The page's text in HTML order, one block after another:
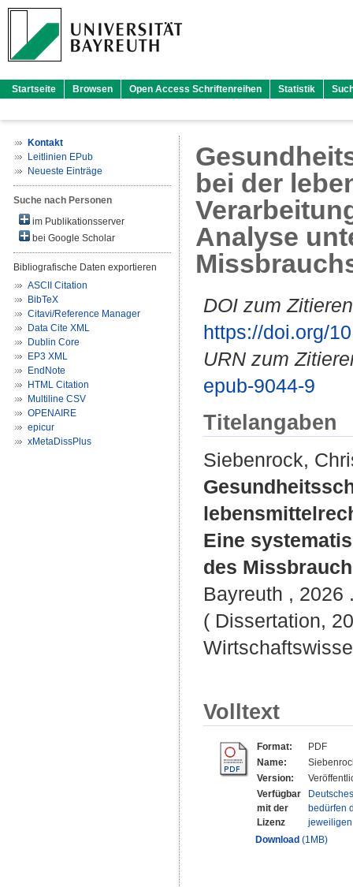
Startseite Browsen Open Access Schriftenreihen Statistik
Kontakt
Leitlinien EPub
Neueste Einträge
Suche nach Personen
im Publikationsserver
bei Google Scholar
Bibliografische Daten exportieren
ASCII Citation
BibTeX
Citavi/Reference Manager
Data Cite XML
Dublin Core
EP3 XML
EndNote
HTML Citation
Multiline CSV
OPENAIRE
epicur
xMetaDissPlus
bei der
Analyse
DOI zum
https://doi.org/
URN zum
epub-9044-9
Titelangaben
Siebenrock,
Eine
des
Bayreuth , 2026
( Dissertation,
Volltext
Format:
PDF
Name:
Version:
Verfügbar
mit der
Lizenz
bedürfen
Download (1MB)